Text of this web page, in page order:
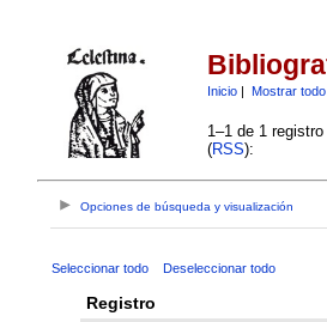
Inicio| Mostrar todo
1–1 de 1
(RSS):
Opciones de búsqueda y visualización
Seleccionar todo Deseleccionar todo
Registro